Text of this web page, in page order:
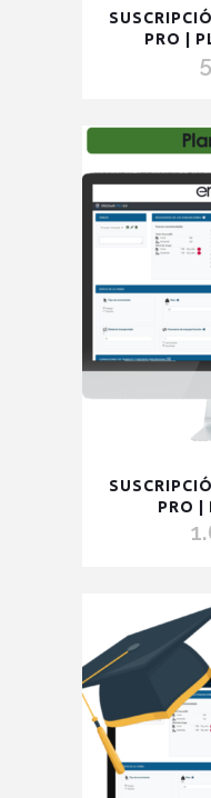
PRO |
PRO |